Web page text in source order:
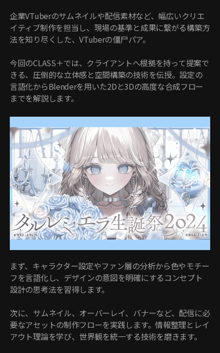
企業VTuberのサムネイルや配信素材など、幅広いクリエ
イティブ制作を担当し、現場の基準と成果に繋がる構築方
法を知り尽くした、VTuberの僵尸パア。
今回のCLASS＋では、クライアントへ根拠を持って提案で
きる、圧倒的な立体感と空間構築の技術を伝授。設定の
言語化からBlenderを用いた2Dと3Dの高度な合成フロー
までを解説します。
まず、キャラクター設定やファン層の分析から色やモチー
フを言語化し、デザインの意図を明確にするコンセプト
設計の思考法を習得します。
次に、サムネイル、オーバーレイ、バナーなど、配信に必
要なアセットの制作フローを実践します。情報整理とレイ
アウト理論を学び、世界観を統一する技術を磨きます。